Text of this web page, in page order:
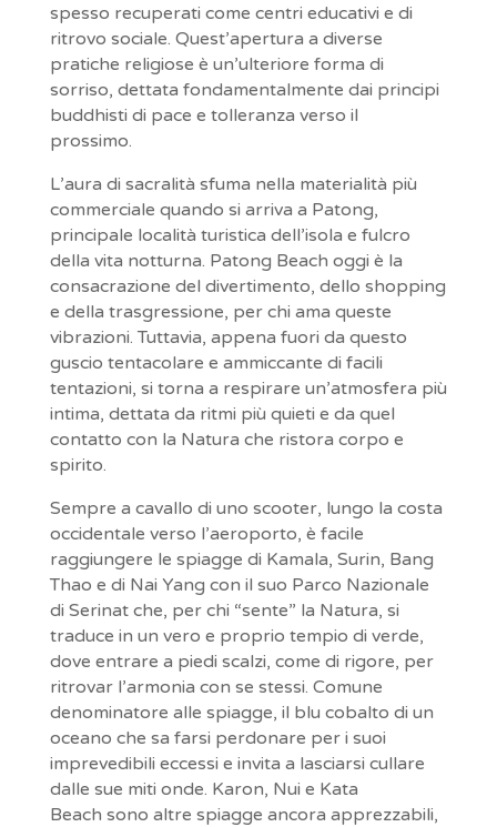
spesso recuperati come centri educativi e di
ritrovo sociale. Quest’apertura a diverse
pratiche religiose è un’ulteriore forma di
sorriso, dettata fondamentalmente dai principi
buddhisti di pace e tolleranza verso il
prossimo.
L’aura di sacralità sfuma nella materialità più
commerciale quando si arriva a Patong,
principale località turistica dell’isola e fulcro
della vita notturna. Patong Beach oggi è la
consacrazione del divertimento, dello shopping
e della trasgressione, per chi ama queste
vibrazioni. Tuttavia, appena fuori da questo
guscio tentacolare e ammiccante di facili
tentazioni, si torna a respirare un’atmosfera più
intima, dettata da ritmi più quieti e da quel
contatto con la Natura che ristora corpo e
spirito.
Sempre a cavallo di uno scooter, lungo la costa
occidentale verso l’aeroporto, è facile
raggiungere le spiagge di Kamala, Surin, Bang
Thao e di Nai Yang con il suo Parco Nazionale
di Serinat che, per chi “sente” la Natura, si
traduce in un vero e proprio tempio di verde,
dove entrare a piedi scalzi, come di rigore, per
ritrovar l’armonia con se stessi. Comune
denominatore alle spiagge, il blu cobalto di un
oceano che sa farsi perdonare per i suoi
imprevedibili eccessi e invita a lasciarsi cullare
dalle sue miti onde. Karon, Nui e Kata
Beach sono altre spiagge ancora apprezzabili,